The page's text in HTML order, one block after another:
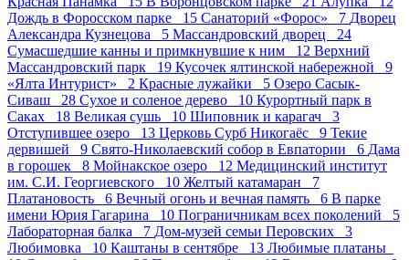
Дождь в Форосском парке 15 Санаторий «Форос» 7 Дворец
Александра Кузнецова 5 Массандровский дворец 24
Сумасшедшие канны и примкнувшие к ним 12 Верхний
Массандровский парк 19 Кусочек ялтинской набережной 9
«Ялта Интурист» 2 Красные лужайки 5 Озеро Сасык-
Сиваш 28 Сухое и соленое дерево 10 Курортный парк в
Саках 18 Великая сушь 10 Шиповник и карагач 3
Отступившее озеро 13 Церковь Сурб Никогаёс 9 Текие
дервишей 9 Свято-Николаевский собор в Евпатории 6 Дама
в горошек 8 Мойнакское озеро 12 Медицинский институт
им. С.И. Георгиевского 10 Желтый катамаран 7
Платановость 6 Вечный огонь и вечная память 6 В парке
имени Юрия Гагарина 10 Пограничникам всех поколений 5
Лабораторная балка 7 Дом-музей семьи Перовских 3
Любимовка 10 Каштаны в сентябре 13 Любимые платаны